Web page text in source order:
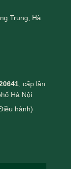
Trung, Hà
, cấp lần
Hà Nội
hành)